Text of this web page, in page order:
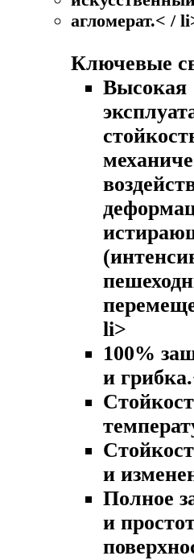
агломерат.< /
Ключевые
Высокая
li>
100%
и
и
Полное
и